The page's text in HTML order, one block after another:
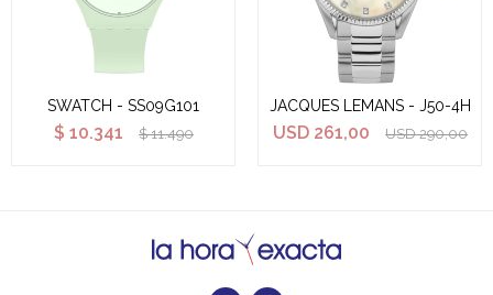
SWATCH - SS09G101
$ 10.341 $ 11.490
JACQUES LEMANS - J50-4H
USD 261,00 USD 290,00